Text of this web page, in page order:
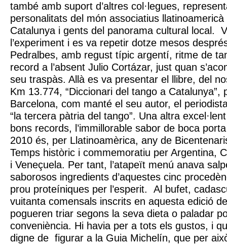
també amb suport d’altres col·legues,
personalitats del món associatius
Catalunya i gents del panorama cultural local.
l’experiment i es va repetir dotze mesos
Pedralbes, amb regust típic argentí, ritme de
record a l’absent Julio Cortázar, just quan
seu traspàs. Allà es va presentar el llibre, del
Km 13.774, “Diccionari del tango a Catalunya”,
Barcelona, com manté el seu autor, el
“la tercera pàtria del tango”. Una altra
bons records, l’immillorable sabor de boca
2010 és, per Llatinoamèrica, any de
Temps històric i commemoratiu per Argentina,
i Veneçuela. Per tant, l’atapeït menú anava
saborosos ingredients d’aquestes cinc
prou proteíniques per l’esperit. Al bufet,
vuitanta comensals inscrits en aquesta edició
pogueren triar segons la seva dieta o paladar
conveniència. Hi havia per a tots els gustos, i
digne de figurar a la Guia Michelín, que per